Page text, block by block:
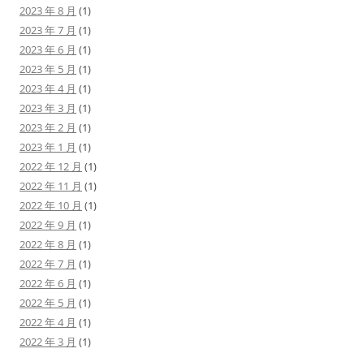
2023 年 8 月 (1)
2023 年 7 月 (1)
2023 年 6 月 (1)
2023 年 5 月 (1)
2023 年 4 月 (1)
2023 年 3 月 (1)
2023 年 2 月 (1)
2023 年 1 月 (1)
2022 年 12 月 (1)
2022 年 11 月 (1)
2022 年 10 月 (1)
2022 年 9 月 (1)
2022 年 8 月 (1)
2022 年 7 月 (1)
2022 年 6 月 (1)
2022 年 5 月 (1)
2022 年 4 月 (1)
2022 年 3 月 (1)